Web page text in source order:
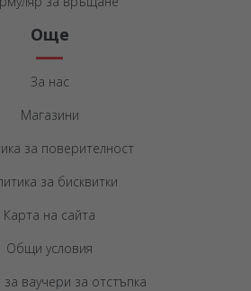
Още
За нас
Магазини
за поверителност
за бисквитки
Карта на сайта
Общи условия
за ваучери за отстъпка